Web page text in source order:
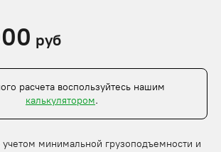
руб
расчета воспользуйтесь нашим
калькулятором.
минимальной грузоподъемности и